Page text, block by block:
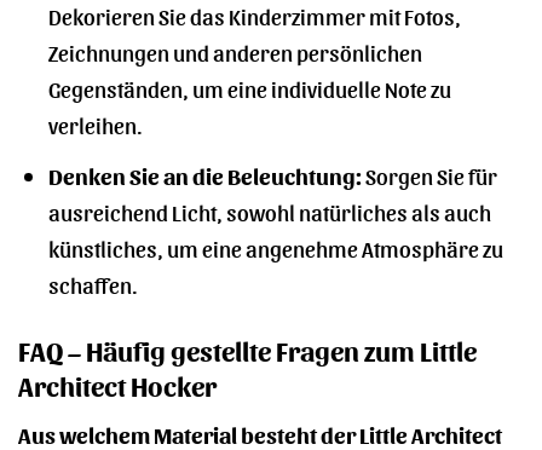
Dekorieren Sie das Kinderzimmer mit Fotos,
Zeichnungen und anderen persönlichen
Gegenständen, um eine individuelle Note zu
verleihen.
Denken Sie an die Beleuchtung:Sorgen Sie für
ausreichend Licht, sowohl natürliches als auch
künstliches, um eine angenehme Atmosphäre zu
schaffen.
FAQ – Häufig gestellte Fragen zum Little
Architect Hocker
Aus welchem Material besteht der Little Architect